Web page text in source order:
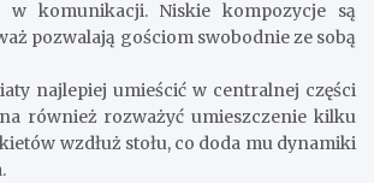
w komunikacji. Niskie kompozycje są
pozwalają gościom swobodnie ze sobą
najlepiej umieścić w centralnej części
również rozważyć umieszczenie kilku
wzdłuż stołu, co doda mu dynamiki